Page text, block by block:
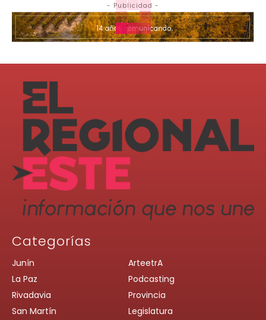
- Publicidad -
Categorías
Junín
La Paz
Rivadavia
San Martín
ArteetrA
Podcasting
Provincia
Legislatura